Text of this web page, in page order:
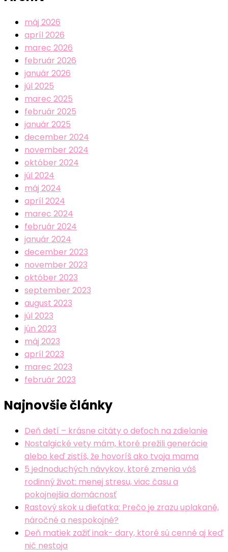
máj 2026
apríl 2026
marec 2026
február 2026
január 2026
júl 2025
marec 2025
február 2025
január 2025
december 2024
november 2024
október 2024
júl 2024
máj 2024
apríl 2024
marec 2024
február 2024
január 2024
december 2023
november 2023
október 2023
september 2023
august 2023
júl 2023
jún 2023
máj 2023
apríl 2023
marec 2023
február 2023
Najnovšie články
Deň detí – krásne citáty o deťoch na zdielanie
Nostalgické vety mám, ktoré prežili generácie
alebo keď zistíš, že hovoríš ako tvoja mama
5 jednoduchých návykov, ktoré zmenia váš
rodinný život: menej stresu, viac času a
pokojnejšia domácnosť
Rastový skok u dieťatka: Prečo je zrazu uplakané,
náročné a nespokojné?
Deň matiek zažiť inak- dary, ktoré sú cenné aj keď
nič nestoja